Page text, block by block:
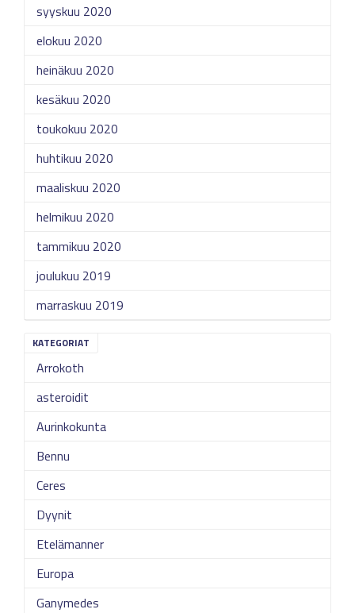
syyskuu 2020
elokuu 2020
heinäkuu 2020
kesäkuu 2020
toukokuu 2020
huhtikuu 2020
maaliskuu 2020
helmikuu 2020
tammikuu 2020
joulukuu 2019
marraskuu 2019
KATEGORIAT
Arrokoth
asteroidit
Aurinkokunta
Bennu
Ceres
Dyynit
Etelämanner
Europa
Ganymedes